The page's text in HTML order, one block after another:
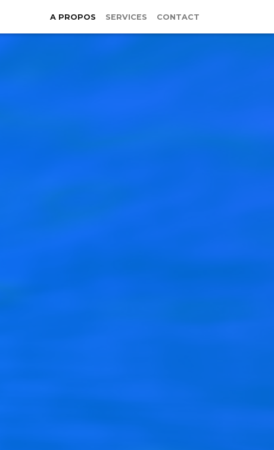
A PROPOS SERVICES CONTACT